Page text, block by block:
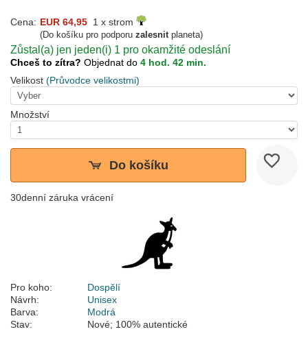
Cena: EUR 64,95 1 x strom
(Do košíku pro podporu zalesnitplaneta)
Zůstal(a) jen jeden(i) 1 pro okamžité odeslání
Chceš to zítra? Objednat do 4 hod. 42 min.
Velikost (Průvodce velikostmi)
Množství
Do košíku
30denní záruka vrácení
Pro koho:
Dospělí
Návrh:
Unisex
Barva:
Modrá
Stav:
Nové; 100% autentické